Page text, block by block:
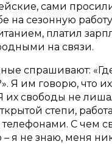
сами
на сезонную
платил
на связи.
спрашивают:
Я им говорю, что
их свободы не
степи,
телефонами. С чем
– я не знаю, меня